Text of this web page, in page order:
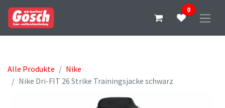
0
Alle Produkte
Nike
Nike Dri-FIT 26 Strike Trainingsjacke schwarz